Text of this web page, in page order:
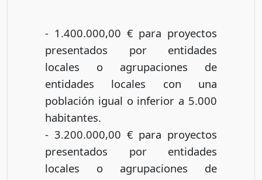
- 1.400.000,00 € para proyectos
presentados por entidades
locales o agrupaciones de
entidades locales con una
población igual o inferior a 5.000
habitantes.
- 3.200.000,00 € para proyectos
presentados por entidades
locales o agrupaciones de